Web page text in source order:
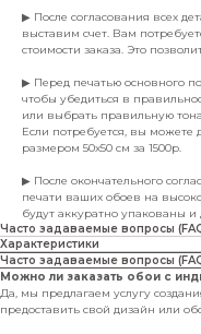
▶ После согласования всех
выставим счет. Вам
стоимости заказа. Это
▶ Перед печатью основного
чтобы убедиться в
или выбрать правильную
Если потребуется, вы можете
размером 50х50 см за 1500р.
▶ После окончательного
печати ваших обоев на
будут аккуратно упакованы
Часто задаваемые вопросы
Характеристики
Часто задаваемые вопросы
Можно ли заказать обои с
Да, мы предлагаем услугу
предоставить свой дизайн или